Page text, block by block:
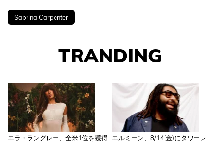
Sabrina Carpenter
TRANDING
エラ・ラングレー、全米1位を獲得
エルミーン、8/14(金)にタワーレ